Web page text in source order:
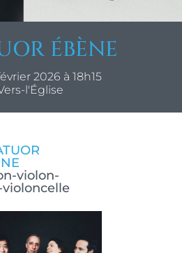
ÉBÈNE
2026 à 18h15
l'Église
violon-